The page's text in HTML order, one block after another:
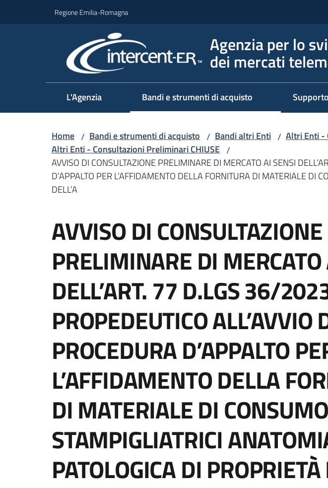
Regione Emilia-Romagna
Agenzia per lo
dei mercati
L'Agenzia Bandi e strumenti di acquisto Supporto
Home / Bandi e strumenti di acquisto / Bandi altri Enti / Altri Enti -
Altri Enti - Consultazioni Preliminari CHIUSE /
AVVISO DI CONSULTAZIONE PRELIMINARE DI MERCATO AI SENSI
D’APPALTO PER L’AFFIDAMENTO DELLA FORNITURA DI MATERIALE DI
DELL’A
AVVISO DI CONSULTAZIONE
PRELIMINARE DI
DELL’ART. 77 D.LGS 36/
PROPEDEUTICO ALL’AVVIO
PROCEDURA D’APPALTO
L’AFFIDAMENTO DELLA
DI MATERIALE DI
STAMPIGLIATRICI
PATOLOGICA DI PROPRIETÀ